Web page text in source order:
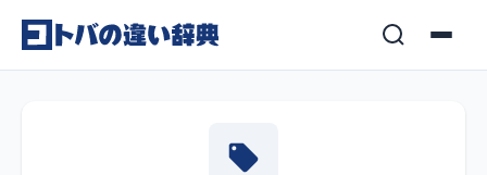
コンテンツへスキップ